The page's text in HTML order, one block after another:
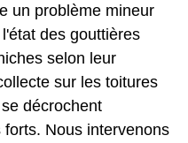
un problème mineur
des gouttières
selon leur
sur les toitures
décrochent
Nous intervenons